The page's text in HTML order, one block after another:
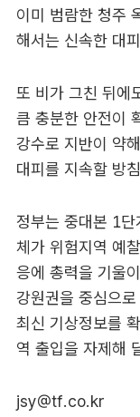
이미 범람한 청주
해서는 신속한 대
또 비가 그친 뒤에
큼 충분한 안전이
강수로 지반이 약
대피를 지속할 방
정부는 중대본 1
체가 위험지역 예
응에 총력을 기울
강원권을 중심으
최신 기상정보를
역 출입을 자제해
jsy@tf.co.kr